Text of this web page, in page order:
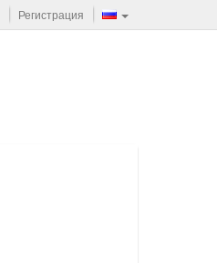
Регистрация